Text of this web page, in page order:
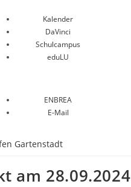
Kalender
DaVinci
Schulcampus
eduLU
ENBREA
E-Mail
am 28.09.2024